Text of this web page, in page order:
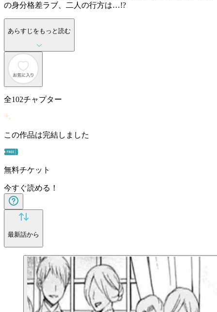
の身分格差ラブ、二人の行方は…!?
あらすじをもっと読む
全102チャプター
この作品は完結しました
無料チケット
今すぐ読める！
最新話から